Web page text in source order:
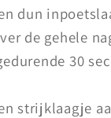
dun
de gehele
30
strijklaagje